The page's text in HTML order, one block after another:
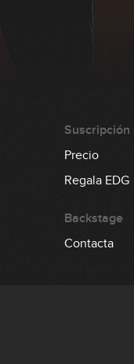
Suscripción
Precio
Regala EDG
Backstage
Contacta